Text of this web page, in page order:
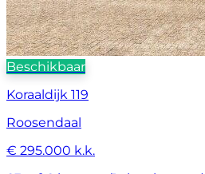
Beschikbaar
Koraaldijk 119
Roosendaal
€ 295.000 k.k.